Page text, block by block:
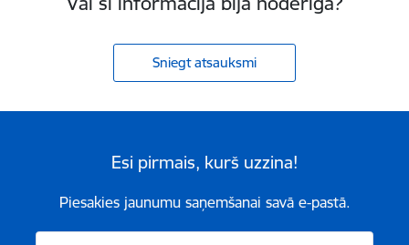
Sniegt atsauksmi
Esi pirmais, kurš uzzina!
Piesakies jaunumu saņemšanai savā e-pastā.